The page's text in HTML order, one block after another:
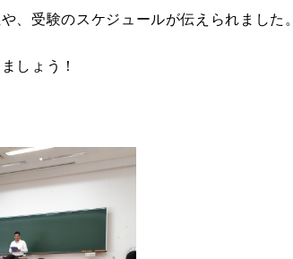
、受験のスケジュールが伝えられました。
しょう！